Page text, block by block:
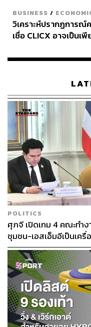
BUSINESS /
วิเคราะห์ปรากฏการ
เชื่อ CLICX อาจเป็นเ
เรือนไทยที่ถูกซุกไว้
POLITICS
ศุภจี เปิดเกม 4 คณะทำ
ชุมชน-เอสเอ็มอีเป็นเครื่